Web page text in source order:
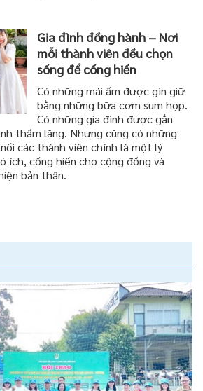
Gia đình đồng hành – Nơi
mỗi thành viên đều chọn
sống để cống hiến
Có những mái ấm được gìn giữ
bằng những bữa cơm sum họp.
Có những gia đình được gắn
thầm lặng. Nhưng cũng có những
các thành viên chính là một lý
ích, cống hiến cho cộng đồng và
bản thân.